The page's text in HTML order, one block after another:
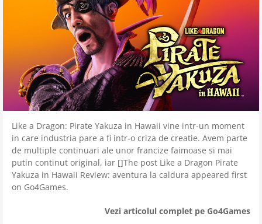
Like a Dragon: Pirate Yakuza in Hawaii vine intr-un moment
in care industria pare a fi intr-o criza de creatie. Avem parte
de multiple continuari ale unor francize faimoase si mai
putin continut original, iar []The post Like a Dragon Pirate
Yakuza in Hawaii Review: aventura la caldura appeared first
on Go4Games.
Vezi articolul complet pe Go4Games